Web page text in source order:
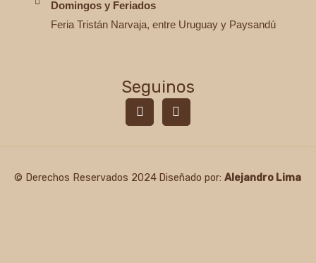
Domingos y Feriados
Feria Tristán Narvaja, entre Uruguay y Paysandú
Seguinos
F
a
c
o
I
n
s
r
© Derechos Reservados 2024 Diseñado por: Alejandro Lima